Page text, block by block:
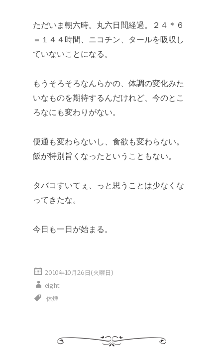
ただいま朝六時。丸六日間経過。２４＊６
＝１４４時間、ニコチン、タールを吸収し
ていないことになる。
もうそろそろなんらかの、体調の変化みた
いなものを期待するんだけれど、今のとこ
ろなにも変わりがない。
便通も変わらないし、食欲も変わらない。
飯が特別旨くなったということもない。
タバコすいてぇ、っと思うことは少なくな
ってきたな。
今日も一日が始まる。
2010年10月26日(火曜日)
eight
休煙